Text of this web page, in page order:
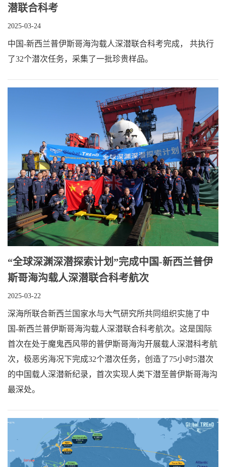
潜联合科考
2025-03-24
中国-新西兰普伊斯哥海沟载人深潜联合科考完成， 共执行
了32个潜次任务，采集了一批珍贵样品。
“全球深渊深潜探索计划”完成中国-新西兰普伊
斯哥海沟载人深潜联合科考航次
2025-03-22
深海所联合新西兰国家水与大气研究所共同组织实施了中
国-新西兰普伊斯哥海沟载人深潜联合科考航次。这是国际
首次在处于魔鬼西风带的普伊斯哥海沟开展载人深潜科考航
次，极恶劣海况下完成32个潜次任务，创造了75小时5潜次
的中国载人深潜新纪录，首次实现人类下潜至普伊斯哥海沟
最深处。